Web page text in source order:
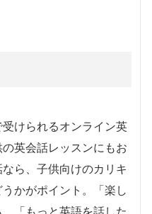
けられるオンライン英
英会話レッスンにもお
ら、子供向けのカリキ
かがポイント。「楽し